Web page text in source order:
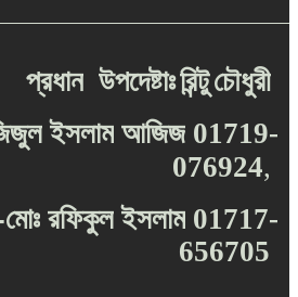
প্রধান উপদেষ্টাঃরিন্টুচৌধুরী
ইসলাম আজিজ 01719-
076924,
মোঃ রফিকুল ইসলাম 01717-
656705